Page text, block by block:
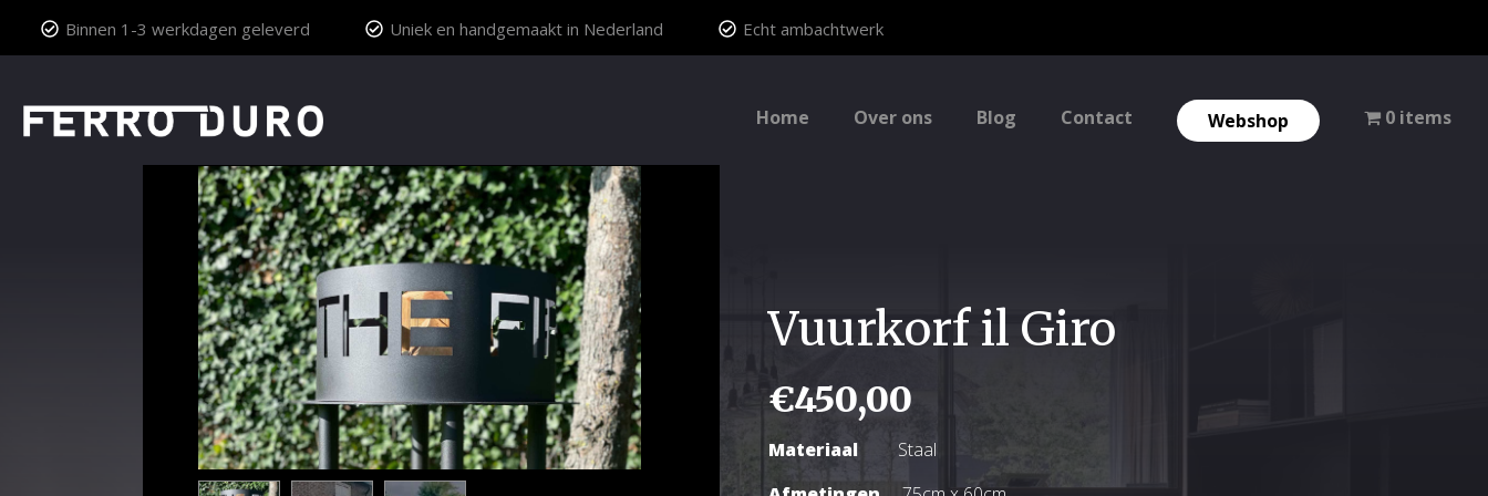
Binnen 1-3 werkdagen geleverd Uniek en handgemaakt in Nederland Echt ambachtwerk
Home Over ons Blog Contact Webshop 0 items
Vuurkorf il Giro
€450,00
MateriaalStaal